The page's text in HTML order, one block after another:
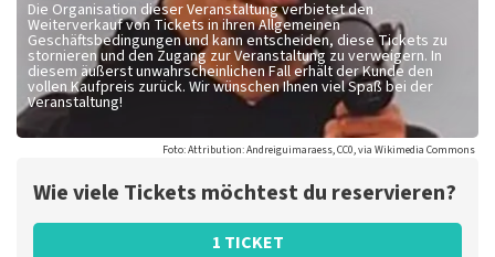
Die Organisation dieser Veranstaltung verbietet den
Weiterverkauf von Tickets in ihren Allgemeinen
Geschäftsbedingungen und kann entscheiden, diese Tickets zu
stornieren und den Zugang zur Veranstaltung zu verweigern. In
diesem äußerst unwahrscheinlichen Fall erhält der Kunde den
vollen Kaufpreis zurück. Wir wünschen Ihnen viel Spaß bei der
Veranstaltung!
Foto: Attribution: Andreiguimaraess, CC0, via Wikimedia Commons
Wie viele Tickets möchtest du reservieren?
1 TICKET